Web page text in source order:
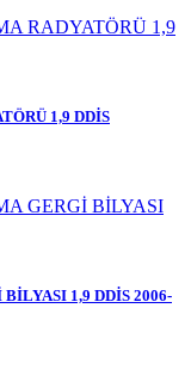
1,9 DDİS
1,9 DDİS 2006-